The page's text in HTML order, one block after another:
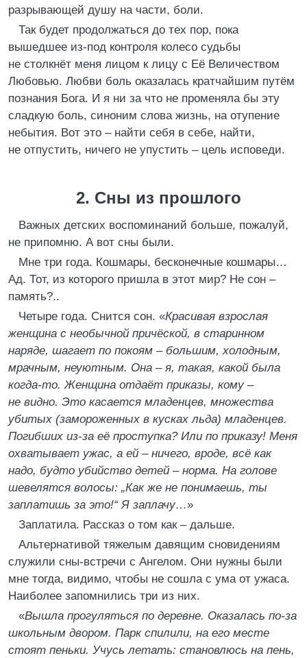
разрывающей душу на части, боли.
Так будет продолжаться до тех пор, пока
вышедшее из-под контроля колесо судьбы
не столкнёт меня лицом к лицу с Её Величеством
Любовью. Любви боль оказалась кратчайшим путём
познания Бога. И я ни за что не променяла бы эту
сладкую боль, синоним слова жизнь, на отупение
небытия. Вот это – найти себя в себе, найти,
не отпустить, ничего не упустить – цель исповеди.
2. Сны из прошлого
Важных детских воспоминаний больше, пожалуй,
не припомню. А вот сны были.
Мне три года. Кошмары, бесконечные кошмары…
Ад. Тот, из которого пришла в этот мир? Не сон –
память?..
Четыре года. Снится сон. «Красивая взрослая
женщина с необычной причёской, в старинном
наряде, шагает по покоям – большим, холодным,
мрачным, неуютным. Она – я, такая, какой была
когда-то. Женщина отдаёт приказы, кому –
не видно. Это касается младенцев, множества
убитых (замороженных в кусках льда) младенцев.
Погибших из-за её проступка? Или по приказу! Меня
охватывает ужас, а ей – ничего, вроде, всё как
надо, будто убийство детей – норма. На голове
шевелятся волосы: „Как же не понимаешь, ты
заплатишь за это!“ Я заплачу…»
Заплатила. Рассказ о том как – дальше.
Альтернативой тяжелым давящим сновидениям
служили сны-встречи с Ангелом. Они нужны были
мне тогда, видимо, чтобы не сошла с ума от ужаса.
Наиболее запомнились три из них.
«Вышла прогуляться по деревне. Оказалась по-за
школьным двором. Парк спилили, на его месте
стоят пеньки. Учусь летать: становлюсь на пень,